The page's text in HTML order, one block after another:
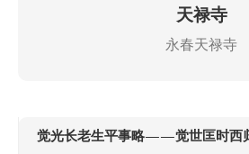
天禄寺
永春天禄寺